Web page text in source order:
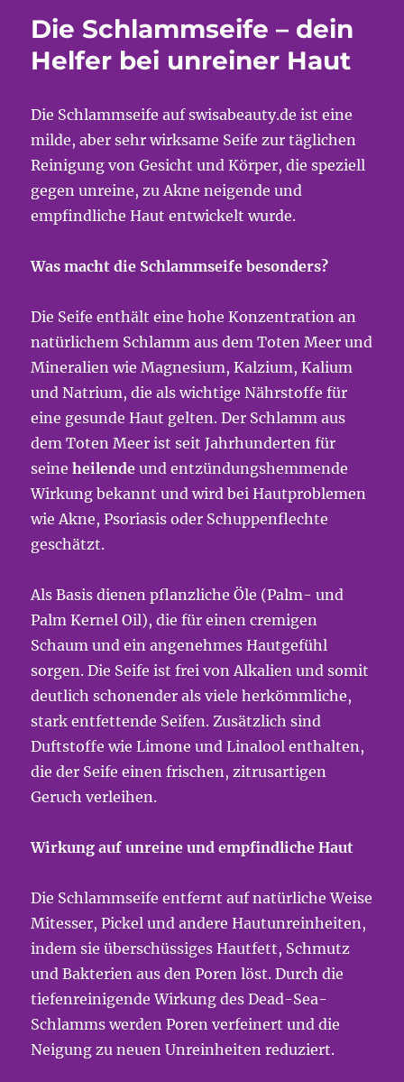
Die Schlammseife – dein
Helfer bei unreiner Haut
Die Schlammseife auf swisabeauty.de ist eine
milde, aber sehr wirksame Seife zur täglichen
Reinigung von Gesicht und Körper, die speziell
gegen unreine, zu Akne neigende und
empfindliche Haut entwickelt wurde.
Was macht die Schlammseife besonders?
Die Seife enthält eine hohe Konzentration an
natürlichem Schlamm aus dem Toten Meer und
Mineralien wie Magnesium, Kalzium, Kalium
und Natrium, die als wichtige Nährstoffe für
eine gesunde Haut gelten. Der Schlamm aus
dem Toten Meer ist seit Jahrhunderten für
seineheilende und entzündungshemmende
Wirkung bekannt und wird bei Hautproblemen
wie Akne, Psoriasis oder Schuppenflechte
geschätzt.
Als Basis dienen pflanzliche Öle (Palm- und
Palm Kernel Oil), die für einen cremigen
Schaum und ein angenehmes Hautgefühl
sorgen. Die Seife ist frei von Alkalien und somit
deutlich schonender als viele herkömmliche,
stark entfettende Seifen. Zusätzlich sind
Duftstoffe wie Limone und Linalool enthalten,
die der Seife einen frischen, zitrusartigen
Geruch verleihen.
Wirkung auf unreine und empfindliche Haut
Die Schlammseife entfernt auf natürliche Weise
Mitesser, Pickel und andere Hautunreinheiten,
indem sie überschüssiges Hautfett, Schmutz
und Bakterien aus den Poren löst. Durch die
tiefenreinigende Wirkung des Dead-Sea-
Schlamms werden Poren verfeinert und die
Neigung zu neuen Unreinheiten reduziert.